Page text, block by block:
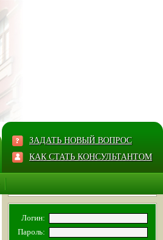
ЗАДАТЬ НОВЫЙ ВОПРОС
КАК СТАТЬ КОНСУЛЬТАНТОМ
Логин:
Пароль: